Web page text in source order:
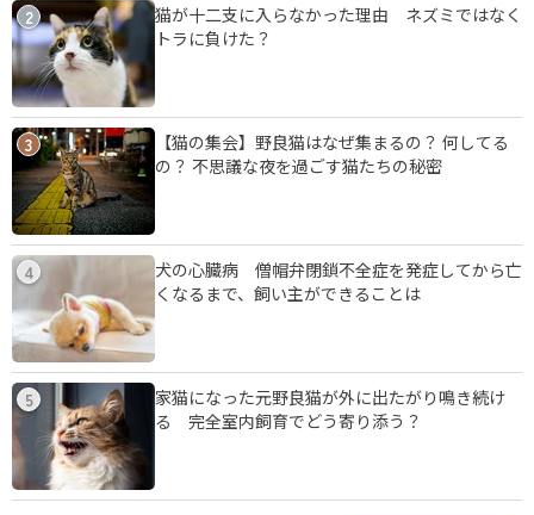
2
猫が十二支に入らなかった理由 ネズミではなく
トラに負けた？
3
【猫の集会】野良猫はなぜ集まるの？ 何してる
の？ 不思議な夜を過ごす猫たちの秘密
4
犬の心臓病 僧帽弁閉鎖不全症を発症してから亡
くなるまで、飼い主ができることは
5
家猫になった元野良猫が外に出たがり鳴き続け
る 完全室内飼育でどう寄り添う？